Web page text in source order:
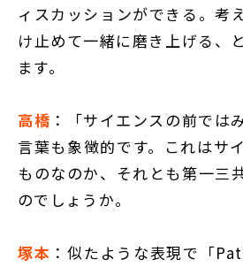
ィスカッションができる。考
け止めて一緒に磨き上げる、
ます。
高橋 ：「サイエンスの前では
言葉も象徴的です。これはサ
ものなのか、それとも第一三
のでしょうか。
塚本 ：似たような表現で「